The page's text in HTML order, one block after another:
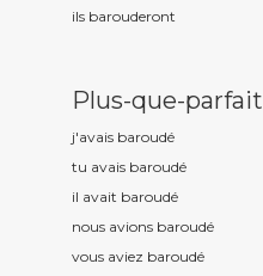
ils barouderont
Plus-que-parfait
j'avais baroudé
tu avais baroudé
il avait baroudé
nous avions baroudé
vous aviez baroudé